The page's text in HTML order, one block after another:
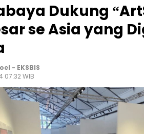
Dukung
se Asia yang
- EKSBIS
07:32 WIB